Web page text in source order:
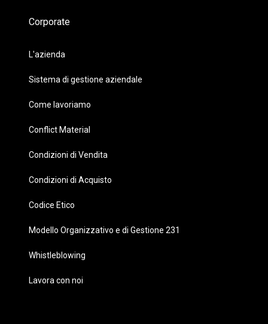
Corporate
L'azienda
Sistema di gestione aziendale
Come lavoriamo
Conflict Material
Condizioni di Vendita
Condizioni di Acquisto
Codice Etico
Modello Organizzativo e di Gestione 231
Whistleblowing
Lavora con noi